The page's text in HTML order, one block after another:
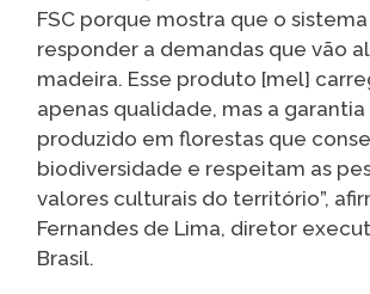
FSC porque mostra que o
responder a demandas que vão
madeira. Esse produto [mel]
apenas qualidade, mas a
produzido em florestas que
biodiversidade e respeitam as
valores culturais do território”,
Fernandes de Lima, diretor
Brasil.